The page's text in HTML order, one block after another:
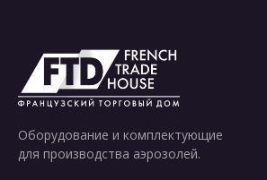
Отправить
Оборудование и комплектующие
для производства аэрозолей.